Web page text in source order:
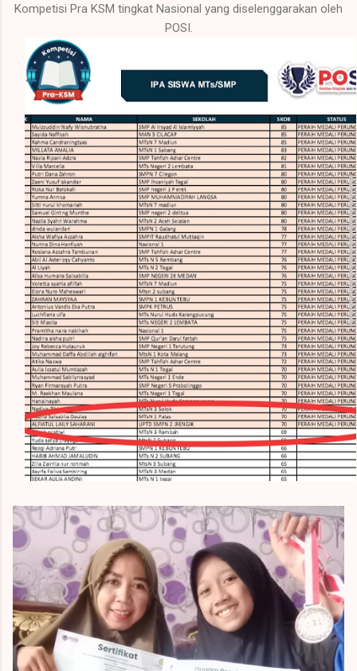
Kompetisi Pra KSM tingkat Nasional yang diselenggarakan oleh
POSI.